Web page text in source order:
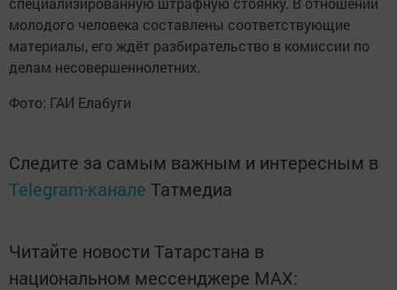
молодого человека составлены соответствующие
материалы, его ждёт разбирательство в комиссии по
делам несовершеннолетних.
Фото: ГАИ Елабуги
Следите за самым важным и интересным в
Telegram-канале Татмедиа
Читайте новости Татарстана в
национальном мессенджере MАХ: